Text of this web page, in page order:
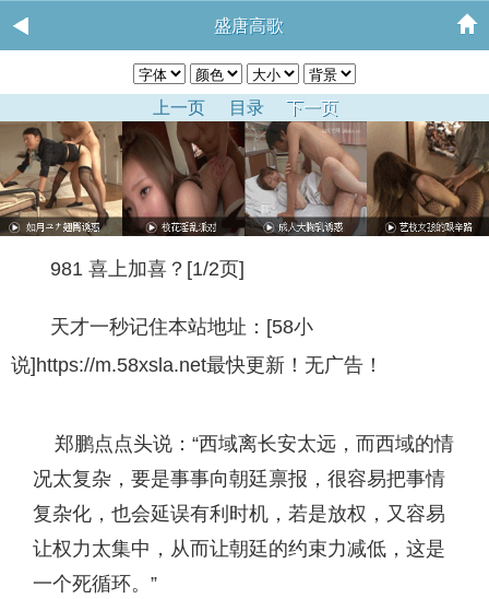
盛唐高歌
上一页 目录 下一页
981 喜上加喜？[1/2页]
天才一秒记住本站地址：[58小
说]https://m.58xsla.net最快更新！无广告！
郑鹏点点头说：“西域离长安太远，而西域的情
况太复杂，要是事事向朝廷禀报，很容易把事情
复杂化，也会延误有利时机，若是放权，又容易
让权力太集中，从而让朝廷的约束力减低，这是
一个死循环。”